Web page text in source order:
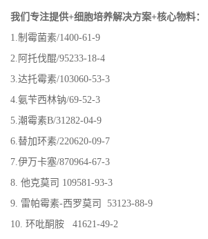
我们专注提供+细胞培养解决方案+核心物料：
1.制霉菌素/1400-61-9
2.阿托伐醌/95233-18-4
3.达托霉素/103060-53-3
4.氨苄西林钠/69-52-3
5.潮霉素B/31282-04-9
6.替加环素/220620-09-7
7.伊万卡塞/870964-67-3
8. 他克莫司 109581-93-3
9. 雷帕霉素-西罗莫司 53123-88-9
10. 环吡酮胺 41621-49-2